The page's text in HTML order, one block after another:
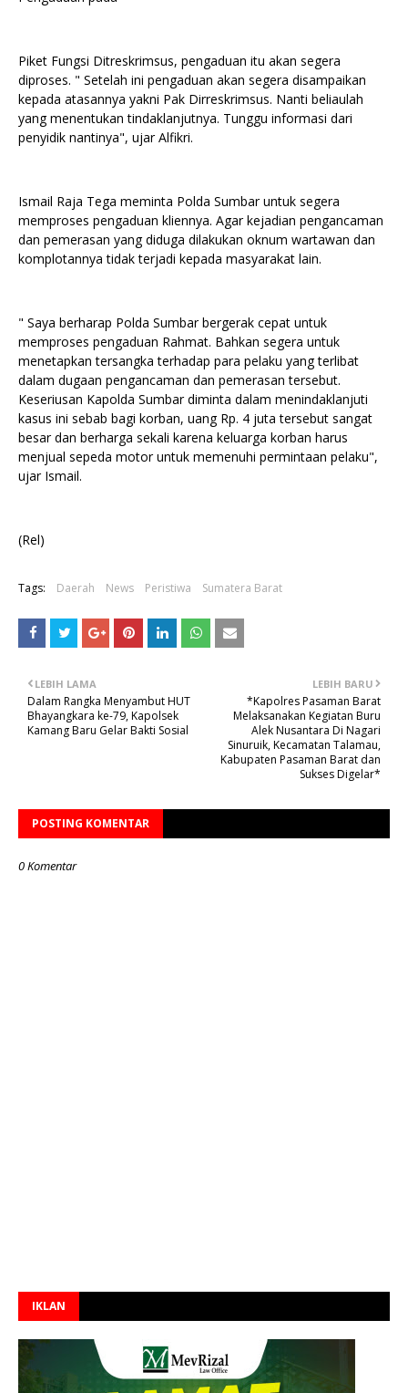
Piket Fungsi Ditreskrimsus, pengaduan itu akan segera
diproses. " Setelah ini pengaduan akan segera disampaikan
kepada atasannya yakni Pak Dirreskrimsus. Nanti beliaulah
yang menentukan tindaklanjutnya. Tunggu informasi dari
penyidik nantinya", ujar Alfikri.
Ismail Raja Tega meminta Polda Sumbar untuk segera
memproses pengaduan kliennya. Agar kejadian pengancaman
dan pemerasan yang diduga dilakukan oknum wartawan dan
komplotannya tidak terjadi kepada masyarakat lain.
" Saya berharap Polda Sumbar bergerak cepat untuk
memproses pengaduan Rahmat. Bahkan segera untuk
menetapkan tersangka terhadap para pelaku yang terlibat
dalam dugaan pengancaman dan pemerasan tersebut.
Keseriusan Kapolda Sumbar diminta dalam menindaklanjuti
kasus ini sebab bagi korban, uang Rp. 4 juta tersebut sangat
besar dan berharga sekali karena keluarga korban harus
menjual sepeda motor untuk memenuhi permintaan pelaku",
ujar Ismail.
(Rel)
Tags: Daerah News Peristiwa Sumatera Barat
LEBIH BARU
*Kapolres Pasaman Barat
Melaksanakan Kegiatan Buru
Alek Nusantara Di Nagari
Sinuruik, Kecamatan Talamau,
Kabupaten Pasaman Barat dan
Sukses Digelar*
LEBIH LAMA
Dalam Rangka Menyambut HUT
Bhayangkara ke-79, Kapolsek
Kamang Baru Gelar Bakti Sosial
POSTING KOMENTAR
0 Komentar
IKLAN